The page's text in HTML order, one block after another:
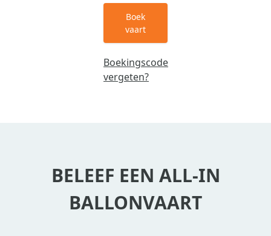
Boek
vaart
Boekingscode
vergeten?
BELEEF EEN ALL-IN
BALLONVAART